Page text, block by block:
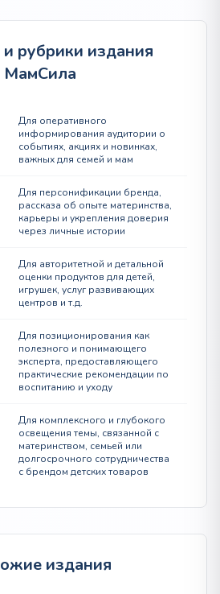
рубрики издания
МамСила
Для оперативного
информирования аудитории о
событиях, акциях и новинках,
важных для семей и мам
Для персонификации бренда,
рассказа об опыте материнства,
карьеры и укрепления доверия
через личные истории
Для авторитетной и детальной
оценки продуктов для детей,
игрушек, услуг развивающих
центров и т.д.
Для позиционирования как
полезного и понимающего
эксперта, предоставляющего
практические рекомендации по
воспитанию и уходу
Для комплексного и глубокого
освещения темы, связанной с
материнством, семьей или
долгосрочного сотрудничества
с брендом детских товаров
издания